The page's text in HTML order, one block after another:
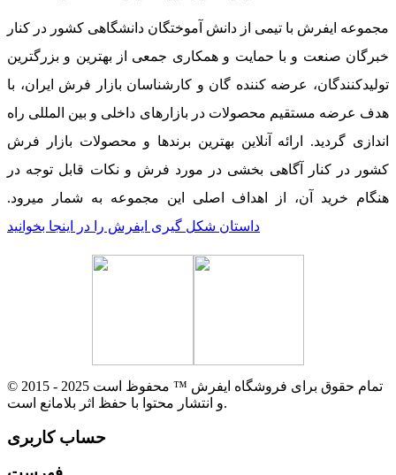
مجموعه ایفرش با تیمی از دانش آموختگان دانشگاهی کشور در کنار
خبرگان صنعت و با حمایت و همکاری جمعی از بهترین و بزرگترین
تولیدکنندگان، عرضه کننده گان و کارشناسان بازار فرش ایران، با
هدف عرضه مستقیم محصولات در بازارهای داخلی و بین المللی راه
اندازی گردید. ارائه آنلاین بهترین برندها و محصولات بازار فرش
کشور در کنار آگاهی بخشی در مورد فرش و نکات قابل توجه در
هنگام خرید آن، از اهداف اصلی این مجموعه به شمار میرود.
داستان شکل گیری ایفرش را در اینجا بخوانید
© 2015 - 2025 تمام حقوق برای فروشگاه ایفرش ™ محفوظ است
و انتشار محتوا با حفظ اثر بلامانع است.
حساب کاربری